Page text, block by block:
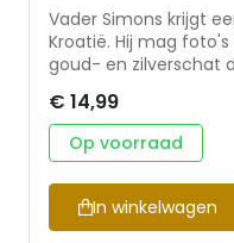
Vader Simons krijgt
Kroatië. Hij mag
goud- en zilverschat
klooster vindt een
familie Simons
op de verkeerde
Zilverroof in Zadar is
Simons Spectrum
wordt gekenmerkt
€ 14,99
Op voorraad
In winkelwagen